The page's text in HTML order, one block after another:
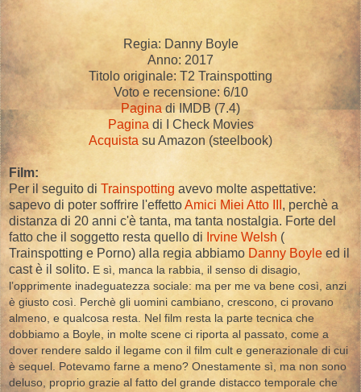
Regia: Danny Boyle
Anno: 2017
Titolo originale: T2 Trainspotting
Voto e recensione: 6/10
Paginadi IMDB (7.4)
Paginadi I Check Movies
Acquista su Amazon (steelbook)
Film:
Per il seguito di Trainspotting avevo molte aspettative:
sapevo di poter soffrire l'effettoAmici Miei Atto III , perchè a
distanza di 20 anni c'è tanta, ma tanta nostalgia. Forte del
fatto che il soggetto resta quello di Irvine Welsh (
Trainspotting e Porno) alla regia abbiamo Danny Boyle ed il
cast è il solito. E sì, manca la rabbia, il senso di disagio,
l’opprimente inadeguatezza sociale: ma per me va bene così, anzi
è giusto così. Perchè gli uomini cambiano, crescono, ci provano
almeno, e qualcosa resta. Nel film resta la parte tecnica che
dobbiamo a Boyle, in molte scene ci riporta al passato, come a
dover rendere saldo il legame con il film cult e generazionale di cui
è sequel. Potevamo farne a meno? Onestamente sì, ma non sono
deluso, proprio grazie al fatto del grande distacco temporale che